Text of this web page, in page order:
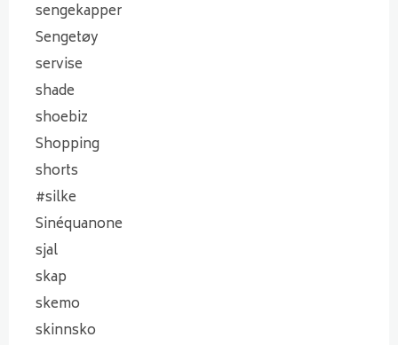
sengekapper
Sengetøy
servise
shade
shoebiz
Shopping
shorts
#silke
Sinéquanone
sjal
skap
skemo
skinnsko